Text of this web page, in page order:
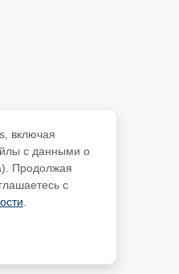
включая
с данными о
Продолжая
с